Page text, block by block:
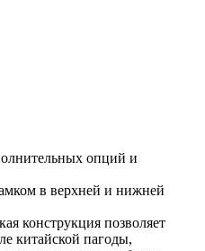
опций и
в верхней и нижней
конструкция позволяет
китайской пагоды,